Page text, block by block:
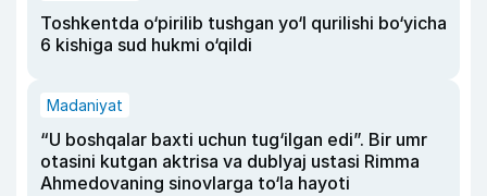
Toshkentda o‘pirilib tushgan yo‘l qurilishi bo‘yicha
6 kishiga sud hukmi o‘qildi
Madaniyat
“U boshqalar baxti uchun tug‘ilgan edi”. Bir umr
otasini kutgan aktrisa va dublyaj ustasi Rimma
Ahmedovaning sinovlarga to‘la hayoti